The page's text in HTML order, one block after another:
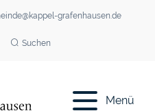
grafenhausen.de
Suchen
Menü